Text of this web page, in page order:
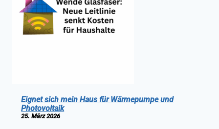
Eignet sich mein Haus für Wärmepumpe und
Photovoltaik
25. März 2026